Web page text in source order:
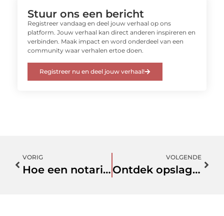
Stuur ons een bericht
Registreer vandaag en deel jouw verhaal op ons
platform. Jouw verhaal kan direct anderen inspireren en
verbinden. Maak impact en word onderdeel van een
community waar verhalen ertoe doen.
Registreer nu en deel jouw verhaal!
VORIG
Hoe een notaris in Woerden jouw leven makkelijker kan maken
VOLGENDE
Ontdek opslag in wageningen en vereenvoudig je leven